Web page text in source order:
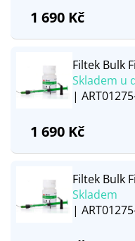
1 690 Kč
Filtek Bulk
Skladem u
|
1 690 Kč
Filtek Bulk
Skladem
|